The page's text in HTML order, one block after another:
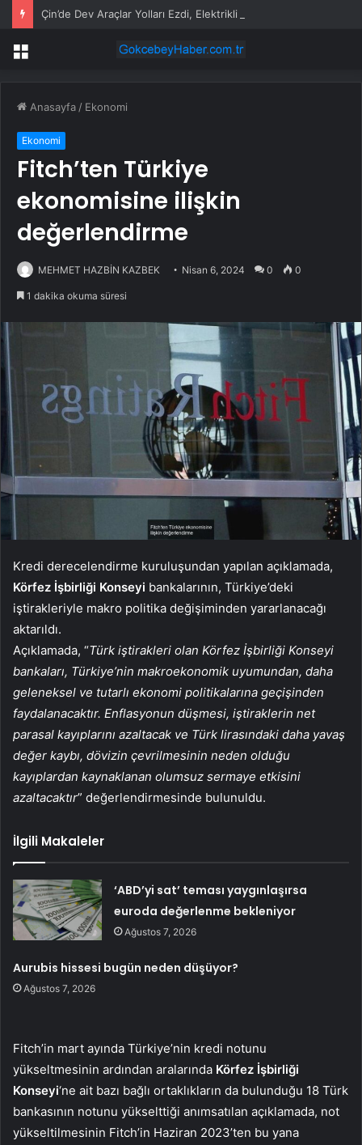
Menü
Anasayfa / Ekonomi
Ekonomi
Fitch’ten Türkiye
ekonomisine ilişkin
değerlendirme
MEHMET HAZBİN KAZBEK Nisan 6, 2024 0 0
1 dakika okuma süresi
Kredi derecelendirme kuruluşundan yapılan açıklamada,
Körfez İşbirliği Konseyi bankalarının, Türkiye’deki
iştirakleriyle makro politika değişiminden yararlanacağı
aktarıldı.
Açıklamada, “Türk iştirakleri olan Körfez İşbirliği Konseyi
bankaları, Türkiye’nin makroekonomik uyumundan, daha
geleneksel ve tutarlı ekonomi politikalarına geçişinden
faydalanacaktır. Enflasyonun düşmesi, iştiraklerin net
parasal kayıplarını azaltacak ve Türk lirasındaki daha yavaş
değer kaybı, dövizin çevrilmesinin neden olduğu
kayıplardan kaynaklanan olumsuz sermaye etkisini
azaltacaktır” değerlendirmesinde bulunuldu.
İlgili Makaleler
‘ABD’yi sat’ teması yaygınlaşırsa
euroda değerlenme bekleniyor
Ağustos 7, 2026
Aurubis hissesi bugün neden düşüyor?
Ağustos 7, 2026
Fitch’in mart ayında Türkiye’nin kredi notunu
yükseltmesinin ardından aralarında Körfez İşbirliği
Konseyi‘ne ait bazı bağlı ortaklıkların da bulunduğu 18 Türk
bankasının notunu yükselttiği anımsatılan açıklamada, not
yükseltilmesinin Fitch’in Haziran 2023’ten bu yana